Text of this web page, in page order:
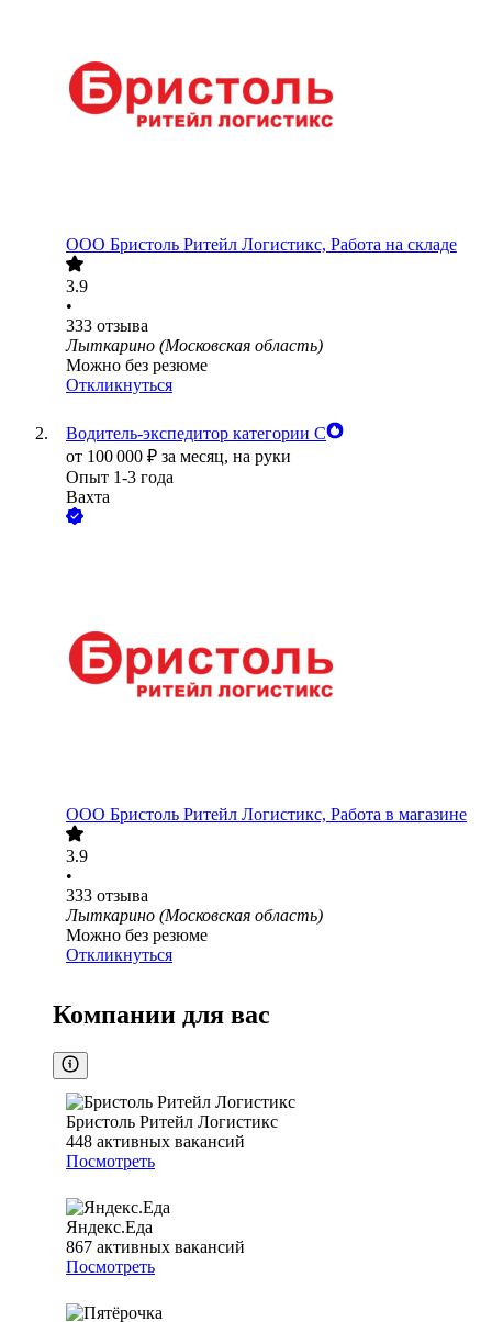
ООО Бристоль Ритейл Логистикс, Работа на складе
3.9
•
333 отзыва
Лыткарино (Московская область)
Можно без резюме
Откликнуться
Водитель-экспедитор категории С
от 100 000 ₽ за месяц, на руки
Опыт 1-3 года
Вахта
ООО Бристоль Ритейл Логистикс, Работа в магазине
3.9
•
333 отзыва
Лыткарино (Московская область)
Можно без резюме
Откликнуться
Компании для вас
Бристоль Ритейл Логистикс
448 активных вакансий
Посмотреть
Яндекс.Еда
867 активных вакансий
Посмотреть